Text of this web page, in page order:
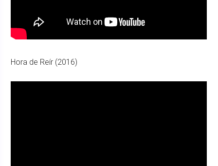
Hora de Reír (2016)